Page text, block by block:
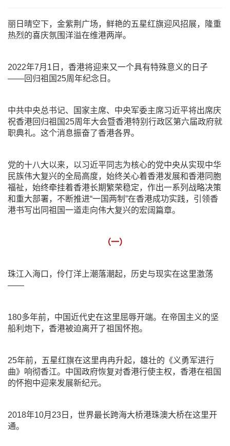
丽日晴空下，金紫荆广场，鲜艳的五星红旗迎风招展，隆重
热烈的喜庆氛围洋溢在维港两岸。
2022年7月1日，香港将迎来又一个具有特殊意义的日子
——回归祖国25周年纪念日。
中共中央总书记、国家主席、中央军委主席习近平将出席庆
祝香港回归祖国25周年大会暨香港特别行政区第六届政府就
职典礼。这个消息振奋了香港各界。
党的十八大以来，以习近平同志为核心的党中央从实现中华
民族伟大复兴的全局高度，始终关心着香港发展和香港同胞
福祉，始终牵挂着香港长期繁荣稳定，作出一系列战略决策
和重大部署，不断推进“一国两制”在香港成功实践，引领香
港书写出同祖国一道走向伟大复兴的宏阔篇章。
（一）
珠江入海口，伶仃洋上潮落潮起，历史与现实在这里激荡
——
180多年前，中国近代史在这里屈辱开端。在帝国主义的坚
船利炮下，香港被迫离开了祖国怀抱。
25年前，五星红旗在这里冉冉升起，雄壮的《义勇军进行
曲》响彻香江。中国政府恢复对香港行使主权，香港在祖国
的怀抱中迎来发展新纪元。
2018年10月23日，世界最长跨海大桥港珠澳大桥在这里开
通。